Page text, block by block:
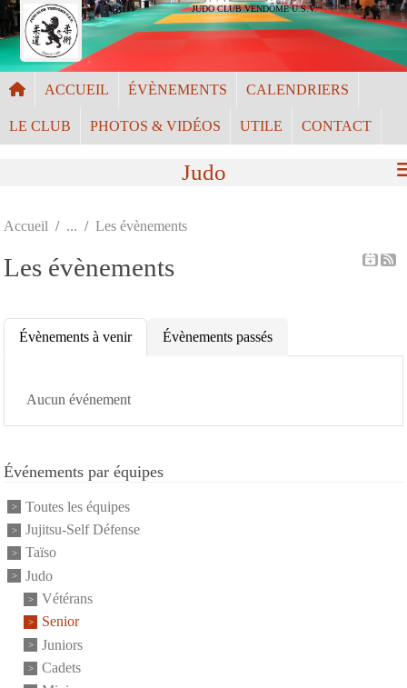
JUDO CLUB VENDÔME U.S.V.
ACCUEIL ÉVÈNEMENTS CALENDRIERS
LE CLUB PHOTOS & VIDÉOS UTILE CONTACT
Judo
Accueil Les évènements
Les évènements
Évènements à venir Évènements passés
Aucun événement
Événements par équipes
Toutes les équipes
Jujitsu-Self Défense
Taïso
Judo
Vétérans
Senior
Juniors
Cadets
Panneau de gestion des cookies